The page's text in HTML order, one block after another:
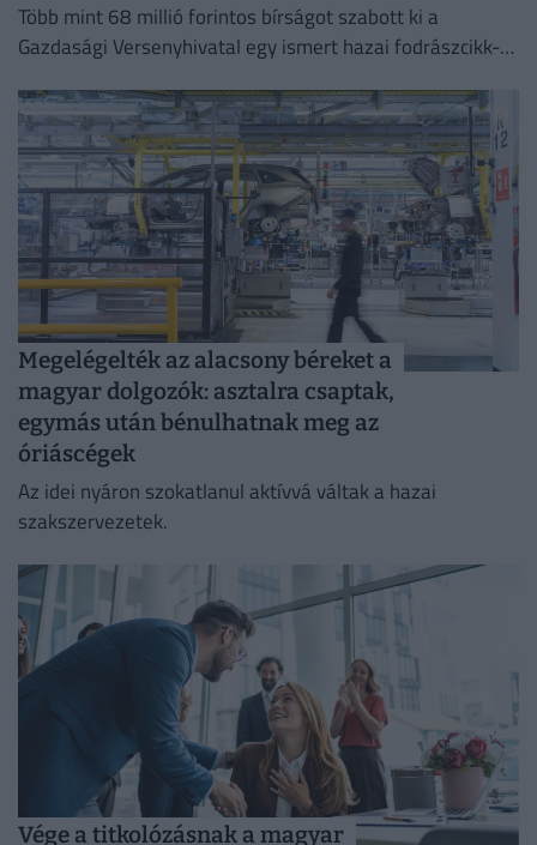
Több mint 68 millió forintos bírságot szabott ki a
Gazdasági Versenyhivatal egy ismert hazai fodrászcikk-
Megelégelték az alacsony béreket a
magyar dolgozók: asztalra csaptak,
egymás után bénulhatnak meg az
óriáscégek
Az idei nyáron szokatlanul aktívvá váltak a hazai
szakszervezetek.
Vége a titkolózásnak a magyar